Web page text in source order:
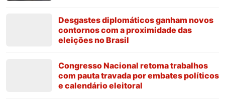
Desgastes diplomáticos ganham novos
contornos com a proximidade das
eleições no Brasil
Congresso Nacional retoma trabalhos
com pauta travada por embates políticos
e calendário eleitoral